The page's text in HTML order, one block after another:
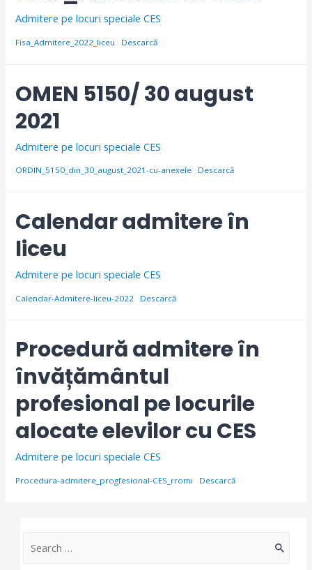
Admitere pe locuri speciale CES
Fisa_Admitere_2022_liceu Descarcă
OMEN 5150/ 30 august
2021
Admitere pe locuri speciale CES
ORDIN_5150_din_30_august_2021-cu-anexele Descarcă
Calendar admitere în
liceu
Admitere pe locuri speciale CES
Calendar-Admitere-liceu-2022 Descarcă
Procedură admitere în
învățământul
profesional pe locurile
alocate elevilor cu CES
Admitere pe locuri speciale CES
Procedura-admitere_progfesional-CES_rromi Descarcă
S